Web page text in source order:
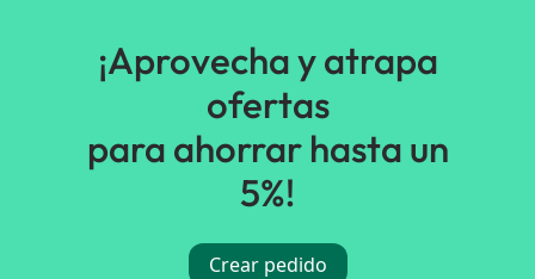
¡Aprovecha y atrapa
ofertas
para ahorrar hasta un
5%!
Crear pedido